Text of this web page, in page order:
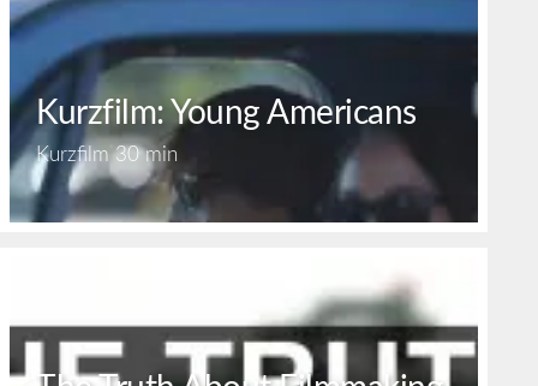
Kurzfilm: Young Americans
Kurzfilm30 min